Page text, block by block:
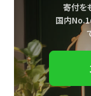
寄付を
国内No.1